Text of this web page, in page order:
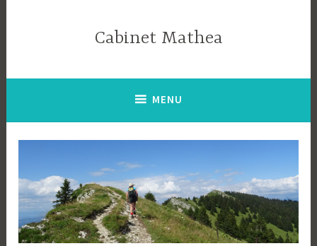
Cabinet Mathea
MENU